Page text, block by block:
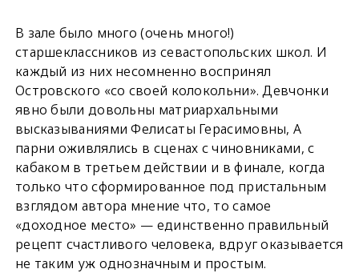
В зале было много (очень много!)
старшеклассников из севастопольских школ. И
каждый из них несомненно воспринял
Островского «со своей колокольни». Девчонки
явно были довольны матриархальными
высказываниями Фелисаты Герасимовны, А
парни оживлялись в сценах с чиновниками, с
кабаком в третьем действии и в финале, когда
только что сформированное под пристальным
взглядом автора мнение что, то самое
«доходное место» — единственно правильный
рецепт счастливого человека, вдруг оказывается
не таким уж однозначным и простым.